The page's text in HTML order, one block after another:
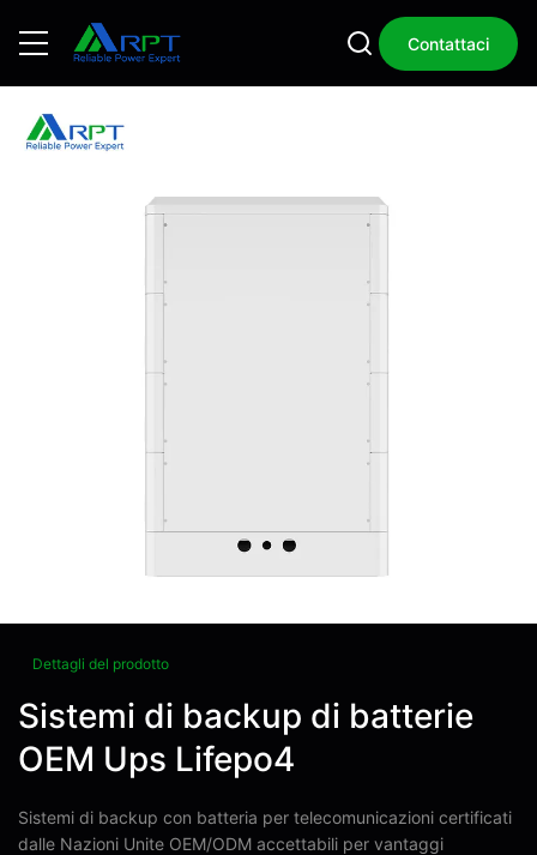
Contattaci
Dettagli del prodotto
Sistemi di backup di batterie
OEM Ups Lifepo4
Sistemi di backup con batteria per telecomunicazioni certificati
dalle Nazioni Unite OEM/ODM accettabili per vantaggi